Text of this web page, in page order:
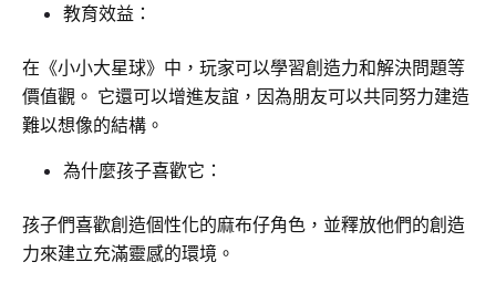
教育效益：
在《小小大星球》中，玩家可以學習創造力和解決問題等
價值觀。 它還可以增進友誼，因為朋友可以共同努力建造
難以想像的結構。
為什麼孩子喜歡它：
孩子們喜歡創造個性化的麻布仔角色，並釋放他們的創造
力來建立充滿靈感的環境。